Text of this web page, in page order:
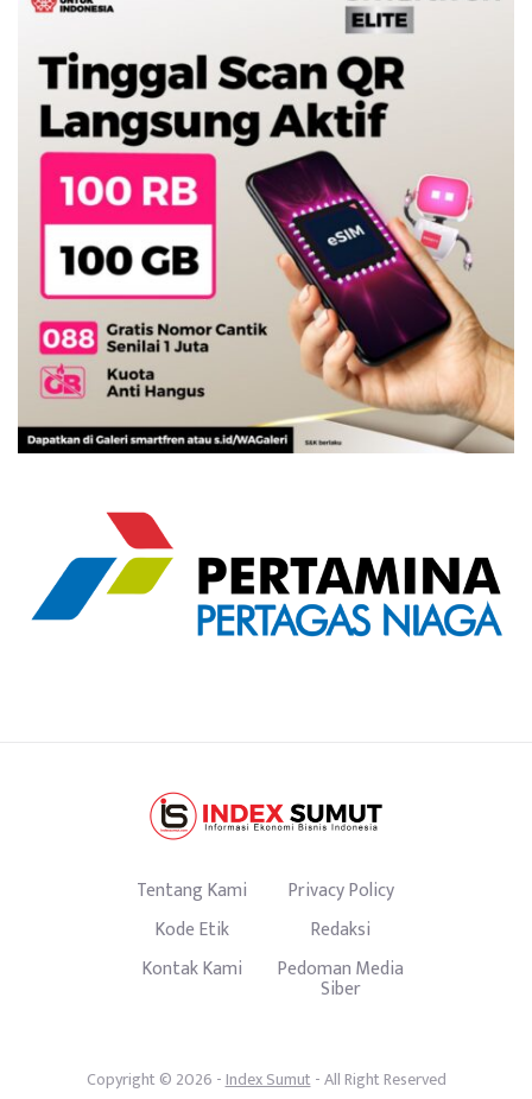
Tentang Kami
Privacy Policy
Kode Etik
Redaksi
Kontak Kami
Pedoman Media
Siber
Copyright © 2026 -Index Sumut- All Right Reserved